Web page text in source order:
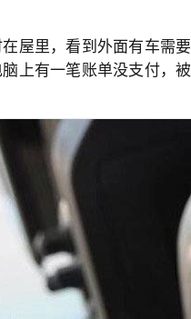
屋里，看到外面有车需要
上有一笔账单没支付，被